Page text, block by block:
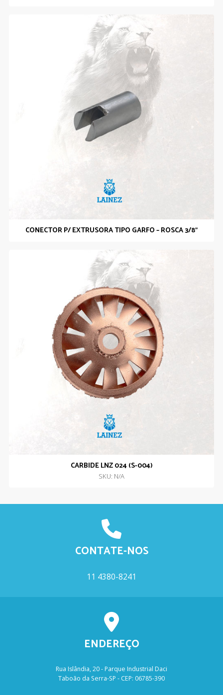
CONECTOR P/ EXTRUSORA TIPO GARFO – ROSCA 3/8”
CARBIDE LNZ 024 (S-004)
SKU: N/A
CONTATE-NOS
11 4380-8241
ENDEREÇO
Rua Islândia, 20 - Parque Industrial Daci
Taboão da Serra-SP - CEP: 06785-390